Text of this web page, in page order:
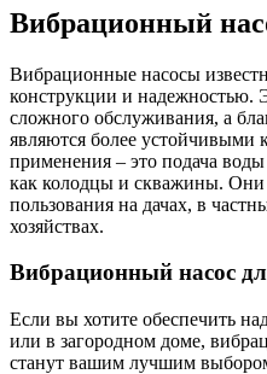
Вибрационный
Вибрационные насосы
конструкции и надежностью.
сложного обслуживания, а
являются более устойчивыми
применения – это подача
как колодцы и скважины.
пользования на дачах, в
хозяйствах.
Вибрационный насос
Если вы хотите обеспечить
или в загородном доме,
станут вашим лучшим